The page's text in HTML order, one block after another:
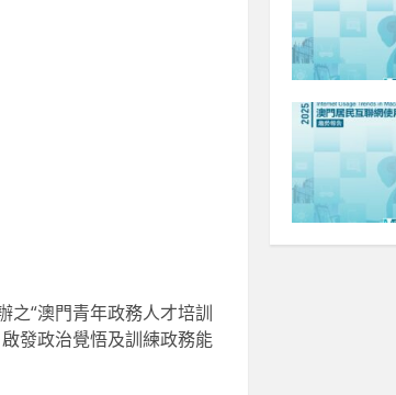
之“澳門青年政務人才培訓
發政治覺悟及訓練政務能